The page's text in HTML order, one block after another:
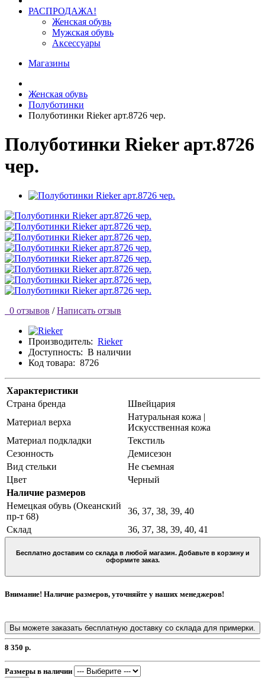
РАСПРОДАЖА!
Женская обувь
Мужская обувь
Аксессуары
Магазины
Женская обувь
Полуботинки
Полуботинки Rieker арт.8726 чер.
Полуботинки Rieker арт.8726
чер.
0 отзывов / Написать отзыв
Производитель: Rieker
Доступность: В наличии
Код товара: 8726
Характеристики
Страна бренда
Швейцария
Материал верха
Натуральная кожа |
Искусственная кожа
Материал подкладки
Текстиль
Сезонность
Демисезон
Вид стельки
Не съемная
Цвет
Черный
Наличие размеров
Немецкая обувь (Океанский
пр-т 68)
36, 37, 38, 39, 40
Склад
36, 37, 38, 39, 40, 41
Бесплатно доставим со склада в любой магазин. Добавьте в корзину и
оформите заказ.
Внимание! Наличие размеров, уточняйте у наших менеджеров!
Вы можете заказать бесплатную доставку со склада для примерки.
8 350 р.
Размеры в наличии